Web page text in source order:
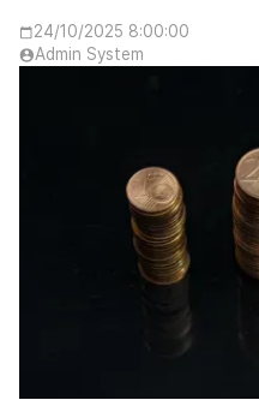
24/10/2025 8:00:00
Admin System